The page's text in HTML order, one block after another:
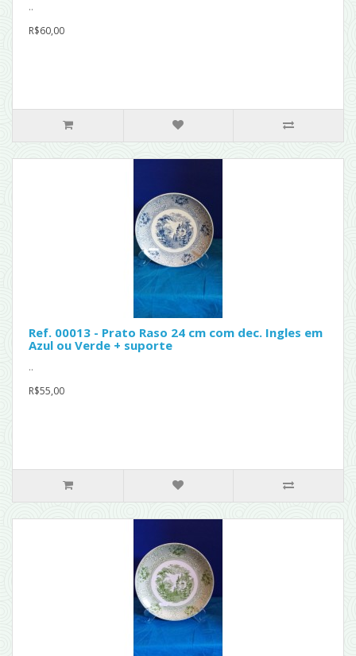
..
R$60,00
Ref. 00013 - Prato Raso 24 cm com dec. Ingles em
Azul ou Verde + suporte
..
R$55,00